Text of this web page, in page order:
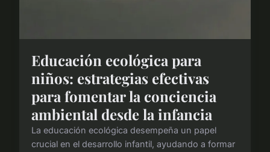
Educación ecológica para
niños: estrategias efectivas
para fomentar la conciencia
ambiental desde la infancia
La educación ecológica desempeña un papel
crucial en el desarrollo infantil, ayudando a formar